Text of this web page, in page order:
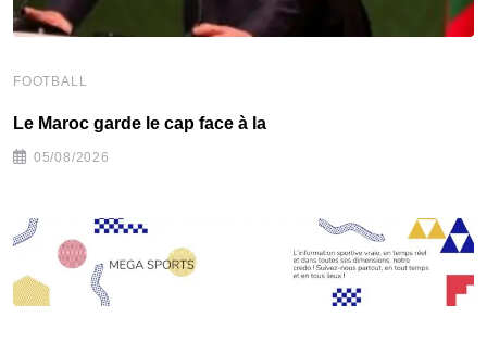
FOOTBALL
Le Maroc garde le cap face à la
05/08/2026